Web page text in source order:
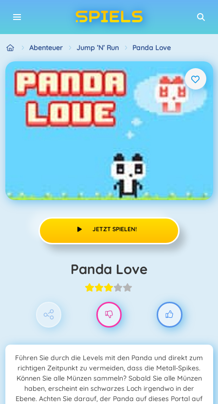
Abenteuer Jump ’n’ Run Panda Love
JETZT SPIELEN!
Panda Love
Führen Sie durch die Levels mit den Panda und direkt zum
richtigen Zeitpunkt zu vermeiden, dass die Metall-Spikes.
Können Sie alle Münzen sammeln? Sobald Sie alle Münzen
haben, erscheint ein schwarzes Loch irgendwo in der
Ebene. Achten Sie darauf, der Panda auf dieses Portal auf